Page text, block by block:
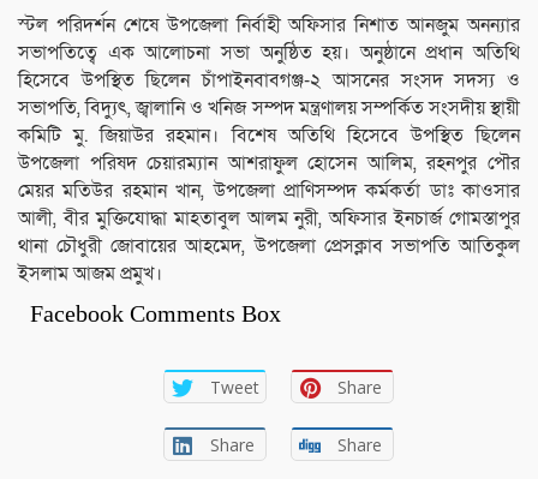
স্টল পরিদর্শন শেষে উপজেলা নির্বাহী অফিসার নিশাত আনজুম অনন্যার
সভাপতিত্বে এক আলোচনা সভা অনুষ্ঠিত হয়। অনুষ্ঠানে প্রধান অতিথি
হিসেবে উপস্থিত ছিলেন চাঁপাইনবাবগঞ্জ-২ আসনের সংসদ সদস্য ও
সভাপতি, বিদ্যুৎ, জ্বালানি ও খনিজ সম্পদ মন্ত্রণালয় সম্পর্কিত সংসদীয় স্থায়ী
কমিটি মু. জিয়াউর রহমান। বিশেষ অতিথি হিসেবে উপস্থিত ছিলেন
উপজেলা পরিষদ চেয়ারম্যান আশরাফুল হোসেন আলিম, রহনপুর পৌর
মেয়র মতিউর রহমান খান, উপজেলা প্রাণিসম্পদ কর্মকর্তা ডাঃ কাওসার
আলী, বীর মুক্তিযোদ্ধা মাহতাবুল আলম নুরী, অফিসার ইনচার্জ গোমস্তাপুর
থানা চৌধুরী জোবায়ের আহমেদ, উপজেলা প্রেসক্লাব সভাপতি আতিকুল
ইসলাম আজম প্রমুখ।
Facebook Comments Box
Tweet Share
Share Share